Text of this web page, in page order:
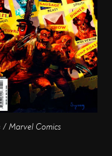
/ Marvel Comics